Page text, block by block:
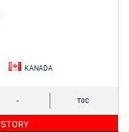
KANADA
- T0C